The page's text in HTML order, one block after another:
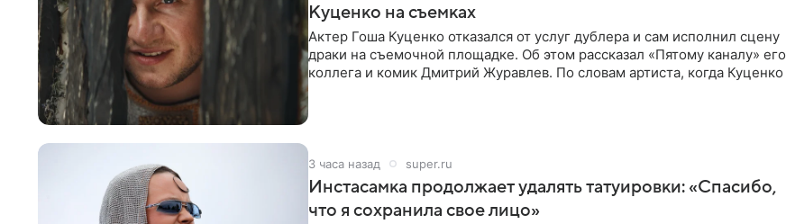
Куценко на съемках
Актер Гоша Куценко отказался от услуг дублера и сам исполнил сцену
драки на съемочной площадке. Об этом рассказал «Пятому каналу» его
коллега и комик Дмитрий Журавлев. По словам артиста, когда Куценко
3 часа назад super.ru
Инстасамка продолжает удалять татуировки: «Спасибо,
что я сохранила свое лицо»